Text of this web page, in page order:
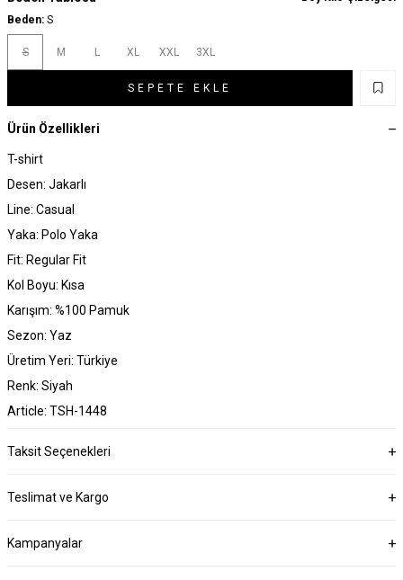
Beden: S
S M L XL XXL 3XL
SEPETE EKLE
Ürün Özellikleri
T-shirt
Desen: Jakarlı
Line: Casual
Yaka: Polo Yaka
Fit: Regular Fit
Kol Boyu: Kısa
Karışım: %100 Pamuk
Sezon: Yaz
Üretim Yeri: Türkiye
Renk: Siyah
Article: TSH-1448
Taksit Seçenekleri
Teslimat ve Kargo
Kampanyalar